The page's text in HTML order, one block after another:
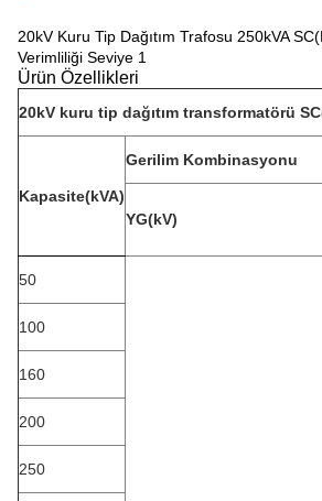
20kV Kuru Tip Dağıtım Trafosu 250kVA
Verimliliği Seviye 1
Ürün Özellikleri
20kV kuru tip dağıtım transformatörü
Kapasite(kVA)
Gerilim Kombinasyonu
YG(kV)
50
100
160
200
250